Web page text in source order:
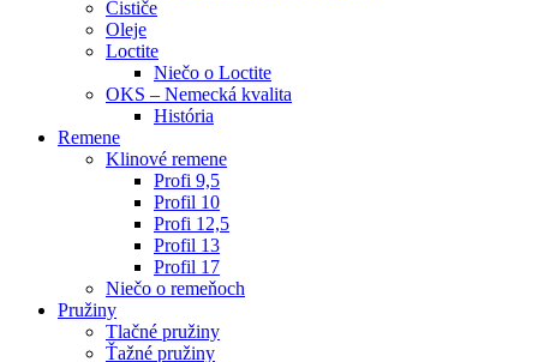
Čističe
Oleje
Loctite
Niečo o Loctite
OKS – Nemecká kvalita
História
Remene
Klinové remene
Profi 9,5
Profil 10
Profi 12,5
Profil 13
Profil 17
Niečo o remeňoch
Pružiny
Tlačné pružiny
Ťažné pružiny